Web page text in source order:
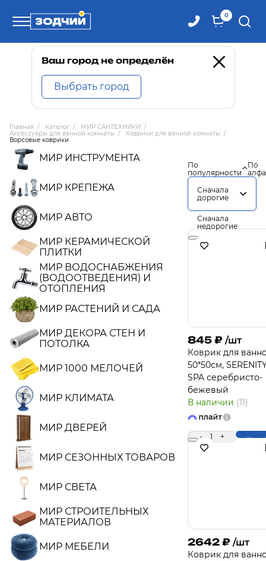
0
Телефоны
8 800 100-71-71
8 (4242) 30-00-27
Ваш город не определён
Выбрать город
Главная / Каталог / МИР САНТЕХНИКИ /
Аксессуары для ванной комнаты / Коврики для ванной комнаты /
Ворсовые коврики
МИР ИНСТРУМЕНТА
МИР КРЕПЕЖА
МИР АВТО
МИР КЕРАМИЧЕСКОЙ
ПЛИТКИ
МИР ВОДОСНАБЖЕНИЯ
(ВОДООТВЕДЕНИЯ) И
ОТОПЛЕНИЯ
МИР РАСТЕНИЙ И САДА
МИР ДЕКОРА СТЕН И
ПОТОЛКА
МИР 1000 МЕЛОЧЕЙ
МИР КЛИМАТА
МИР ДВЕРЕЙ
МИР СЕЗОННЫХ ТОВАРОВ
МИР СВЕТА
МИР СТРОИТЕЛЬНЫХ
МАТЕРИАЛОВ
МИР МЕБЕЛИ
По
популярности
По
Сначала
дорогие
Сначала
недорогие
845 ₽ /шт
Коврик для
50*50см,
SPA серебристо-
бежевый
В наличии (11)
- 1 +
2642 ₽ /шт
Коврик для